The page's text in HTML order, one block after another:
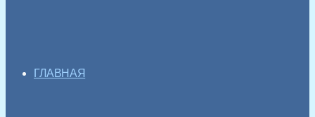
ГЛАВНАЯ